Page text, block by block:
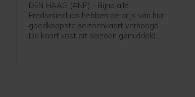
DEN HAAG (ANP) - Bijna alle
Eredivisieclubs hebben de prijs van hun
goedkoopste seizoenkaart verhoogd.
De kaart kost dit seizoen gemiddeld